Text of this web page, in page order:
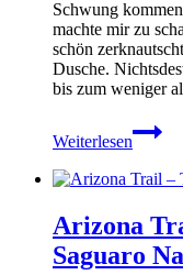
Schwung
machte mir zu
schön
Dusche.
bis zum weniger
Weiterlesen
Arizona
Trail
Tag
bis
12:
Vom
Arizona
Saguaro